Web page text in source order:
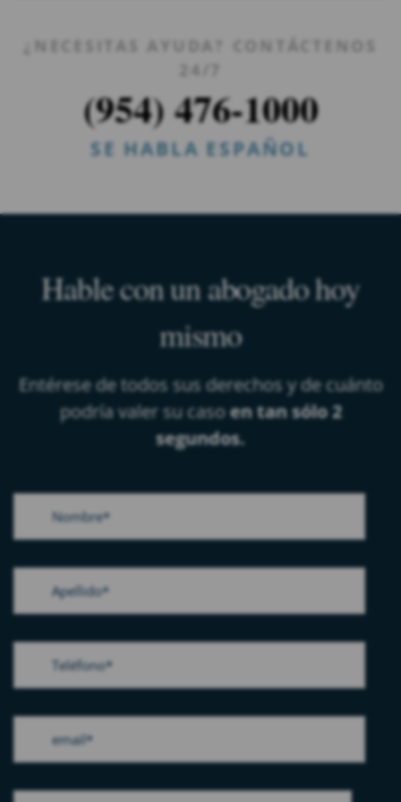
¿NECESITAS AYUDA? CONTÁCTENOS
24/7
(954) 476-1000
SE HABLA ESPAÑOL
Hable con un abogado hoy
mismo
Entérese de todos sus derechos y de cuánto
podría valer su casoen tan sólo 2
segundos.